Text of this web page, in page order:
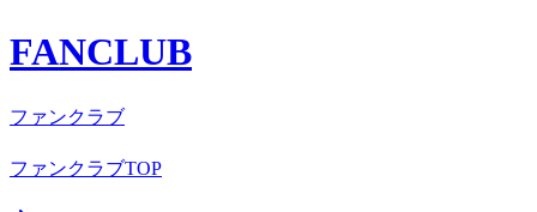
FANCLUB
ファンクラブ
ファンクラブTOP